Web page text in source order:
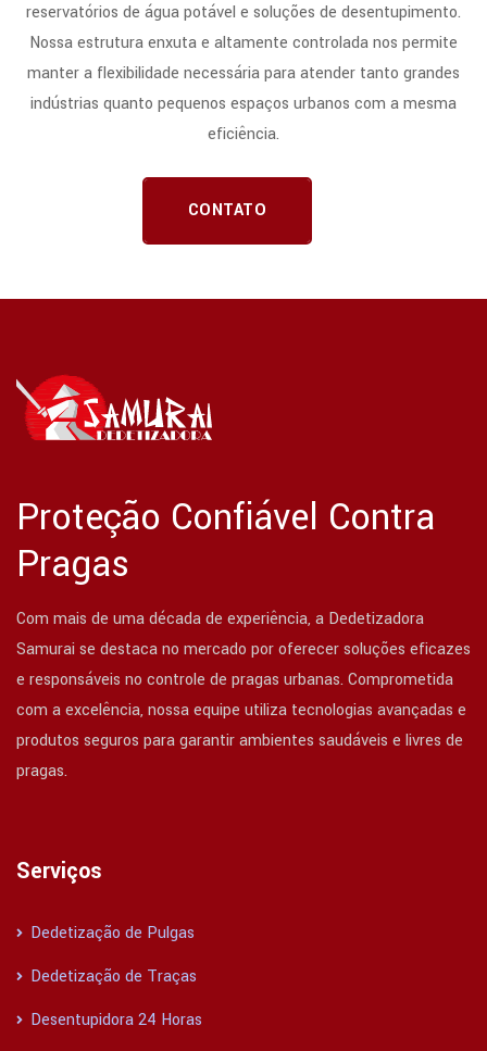
reservatórios de água potável e soluções de desentupimento.
Nossa estrutura enxuta e altamente controlada nos permite
manter a flexibilidade necessária para atender tanto grandes
indústrias quanto pequenos espaços urbanos com a mesma
eficiência.
CONTATO
Proteção Confiável Contra
Pragas
Com mais de uma década de experiência, a Dedetizadora
Samurai se destaca no mercado por oferecer soluções eficazes
e responsáveis no controle de pragas urbanas. Comprometida
com a excelência, nossa equipe utiliza tecnologias avançadas e
produtos seguros para garantir ambientes saudáveis e livres de
pragas.
Serviços
Dedetização de Pulgas
Dedetização de Traças
Desentupidora 24 Horas